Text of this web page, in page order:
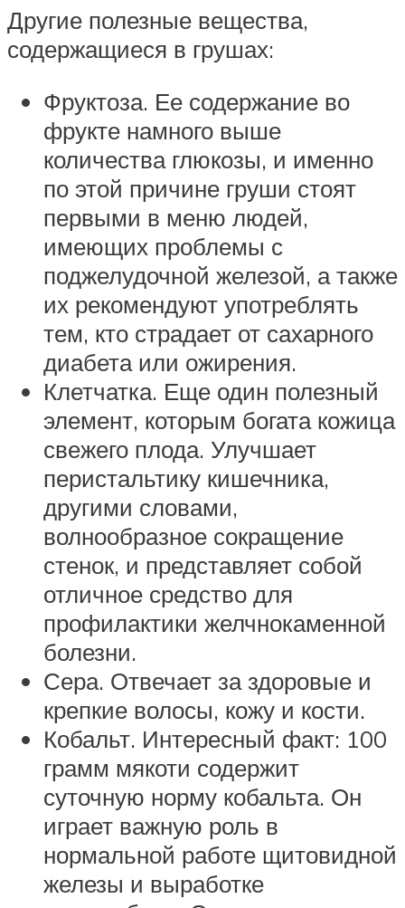
Другие полезные вещества,
содержащиеся в грушах:
Фруктоза. Ее содержание во
фрукте намного выше
количества глюкозы, и именно
по этой причине груши стоят
первыми в меню людей,
имеющих проблемы с
поджелудочной железой, а также
их рекомендуют употреблять
тем, кто страдает от сахарного
диабета или ожирения.
Клетчатка. Еще один полезный
элемент, которым богата кожица
свежего плода. Улучшает
перистальтику кишечника,
другими словами,
волнообразное сокращение
стенок, и представляет собой
отличное средство для
профилактики желчнокаменной
болезни.
Сера. Отвечает за здоровые и
крепкие волосы, кожу и кости.
Кобальт. Интересный факт: 100
грамм мякоти содержит
суточную норму кобальта. Он
играет важную роль в
нормальной работе щитовидной
железы и выработке